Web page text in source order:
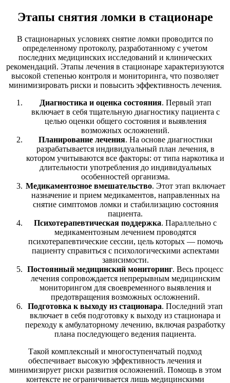
Этапы снятия ломки в стационаре
В стационарных условиях снятие ломки проводится по
определенному протоколу, разработанному с учетом
последних медицинских исследований и клинических
рекомендаций. Этапы лечения в стационаре характеризуются
высокой степенью контроля и мониторинга, что позволяет
минимизировать риски и повысить эффективность лечения.
Диагностика и оценка состояния. Первый этап
включает в себя тщательную диагностику пациента с
целью оценки общего состояния и выявления
возможных осложнений.
Планирование лечения. На основе диагностики
разрабатывается индивидуальный план лечения, в
котором учитываются все факторы: от типа наркотика и
длительности употребления до индивидуальных
особенностей организма.
Медикаментозное вмешательство. Этот этап включает
назначение и прием медикаментов, направленных на
снятие симптомов ломки и стабилизацию состояния
пациента.
Психотерапевтическая поддержка. Параллельно с
медикаментозным лечением проводятся
психотерапевтические сессии, цель которых — помочь
пациенту справиться с психологическими аспектами
зависимости.
Постоянный медицинский мониторинг. Весь процесс
лечения сопровождается непрерывным медицинским
мониторингом для своевременного выявления и
предотвращения возможных осложнений.
Подготовка к выходу из стационара. Последний этап
включает в себя подготовку к выходу из стационара и
переходу к амбулаторному лечению, включая разработку
плана последующего ведения пациента.
Такой комплексный и многоступенчатый подход
обеспечивает высокую эффективность лечения и
минимизирует риски развития осложнений. Помощь в этом
контексте не ограничивается лишь медицинскими